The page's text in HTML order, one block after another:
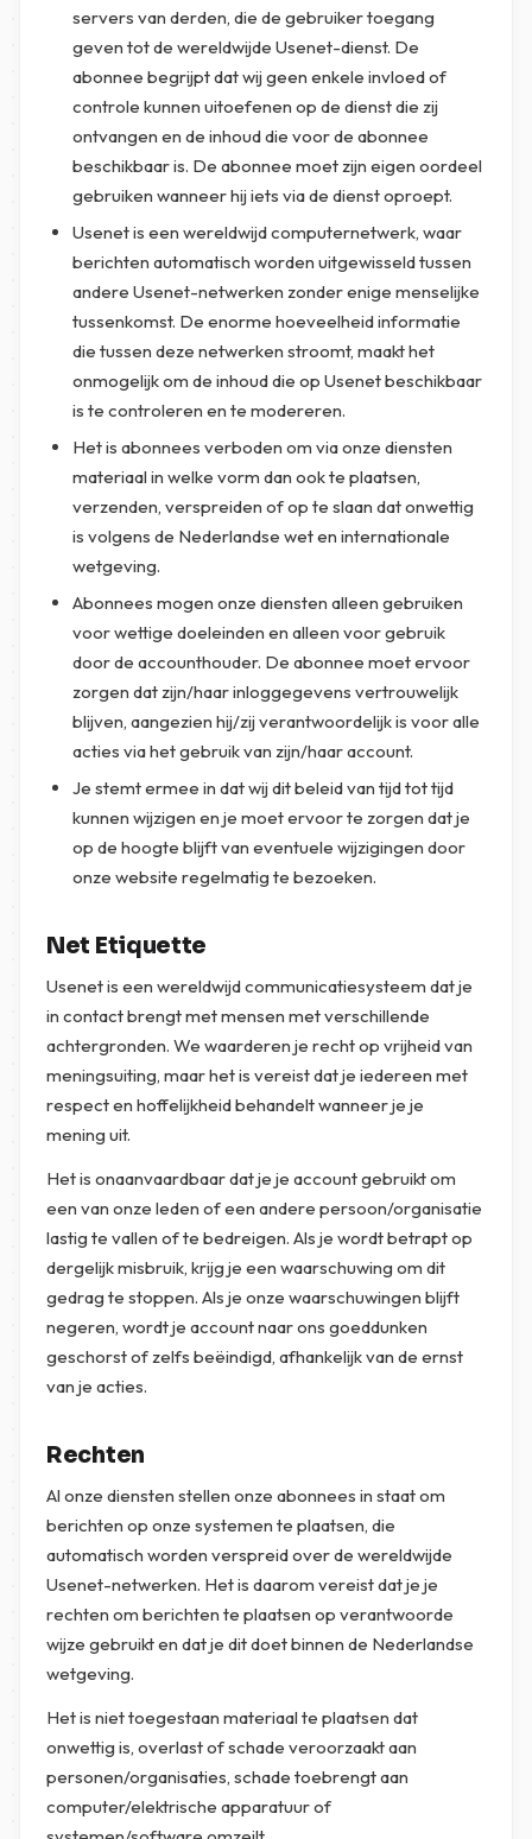
servers van derden, die de gebruiker toegang
geven tot de wereldwijde Usenet-dienst. De
abonnee begrijpt dat wij geen enkele invloed of
controle kunnen uitoefenen op de dienst die zij
ontvangen en de inhoud die voor de abonnee
beschikbaar is. De abonnee moet zijn eigen oordeel
gebruiken wanneer hij iets via de dienst oproept.
Usenet is een wereldwijd computernetwerk, waar
berichten automatisch worden uitgewisseld tussen
andere Usenet-netwerken zonder enige menselijke
tussenkomst. De enorme hoeveelheid informatie
die tussen deze netwerken stroomt, maakt het
onmogelijk om de inhoud die op Usenet beschikbaar
is te controleren en te modereren.
Het is abonnees verboden om via onze diensten
materiaal in welke vorm dan ook te plaatsen,
verzenden, verspreiden of op te slaan dat onwettig
is volgens de Nederlandse wet en internationale
wetgeving.
Abonnees mogen onze diensten alleen gebruiken
voor wettige doeleinden en alleen voor gebruik
door de accounthouder. De abonnee moet ervoor
zorgen dat zijn/haar inloggegevens vertrouwelijk
blijven, aangezien hij/zij verantwoordelijk is voor alle
acties via het gebruik van zijn/haar account.
Je stemt ermee in dat wij dit beleid van tijd tot tijd
kunnen wijzigen en je moet ervoor te zorgen dat je
op de hoogte blijft van eventuele wijzigingen door
onze website regelmatig te bezoeken.
Net Etiquette
Usenet is een wereldwijd communicatiesysteem dat je
in contact brengt met mensen met verschillende
achtergronden. We waarderen je recht op vrijheid van
meningsuiting, maar het is vereist dat je iedereen met
respect en hoffelijkheid behandelt wanneer je je
mening uit.
Het is onaanvaardbaar dat je je account gebruikt om
een van onze leden of een andere persoon/organisatie
lastig te vallen of te bedreigen. Als je wordt betrapt op
dergelijk misbruik, krijg je een waarschuwing om dit
gedrag te stoppen. Als je onze waarschuwingen blijft
negeren, wordt je account naar ons goeddunken
geschorst of zelfs beëindigd, afhankelijk van de ernst
van je acties.
Rechten
Al onze diensten stellen onze abonnees in staat om
berichten op onze systemen te plaatsen, die
automatisch worden verspreid over de wereldwijde
Usenet-netwerken. Het is daarom vereist dat je je
rechten om berichten te plaatsen op verantwoorde
wijze gebruikt en dat je dit doet binnen de Nederlandse
wetgeving.
Het is niet toegestaan materiaal te plaatsen dat
onwettig is, overlast of schade veroorzaakt aan
personen/organisaties, schade toebrengt aan
computer/elektrische apparatuur of